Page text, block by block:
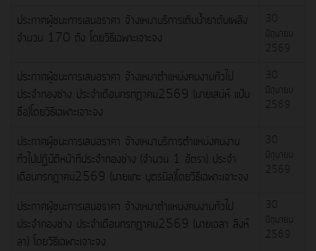
ประกาศผู้ชนะการเสนอราคา จ้างเหมาบริการเติมน้ำยาดับเพลิง
จำนวน 170 ถัง โดยวิธีเฉพาะเจาะจง
30
มิถุนายน
2569
ประกาศผู้ชนะการเสนอราคา จ้างเหมาตำแหน่งคนงานทั่วไป
ประจำกองช่าง ประจำเดือนกรกฎาคม2569 (นายเสน่ห์ แป้น
ซื่อ)โดยวิธีเฉพาะเจาะจง
30
มิถุนายน
2569
ประกาศผู้ชนะการเสนอราคา จ้างเหมาบริการตำแหน่งคนงาน
ทั่วไปปฏิบัติหน้าที่ประจำกองช่าง (จำนวน 1 อัตรา) ประจำ
เดือนกรกฎาคม2569 (นายแกะ บุตรนิล)โดยวิธีเฉพาะเจาะจง
30
มิถุนายน
2569
ประกาศผู้ชนะการเสนอราคา จ้างเหมาตำแหน่งคนงานทั่วไป
ประจำกองช่าง ประจำเดือนกรกฎาคม2569 (นายเฉลา สิงห์
ลา) โดยวิธีเฉพาะเจาะจง
30
มิถุนายน
2569